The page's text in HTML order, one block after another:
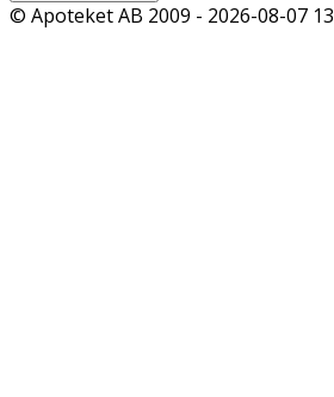
© Apoteket AB 2009 - 2026-08-07